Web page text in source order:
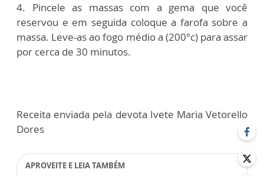
4. Pincele as massas com a gema que você
reservou e em seguida coloque a farofa sobre a
massa. Leve-as ao fogo médio a (200°c) para assar
por cerca de 30 minutos.
Receita enviada pela devota Ivete Maria Vetorello
Dores
APROVEITE E LEIA TAMBÉM